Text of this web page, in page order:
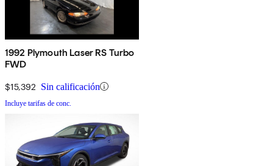
1992 Plymouth Laser RS Turbo
FWD
$15,392 Sin calificación
Incluye tarifas de conc.